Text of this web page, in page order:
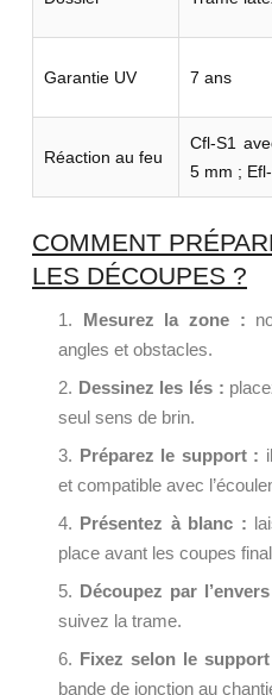
Garantie UV 7 ans
Réaction au feu
Cfl-S1
5 mm ;
COMMENT
LES DÉCOUPES ?
Mesurez la zone :
angles et obstacles.
Dessinez les lés :
seul sens de brin.
Préparez le support :
et compatible avec
Présentez à blanc :
place avant les coupes
Découpez par
suivez la trame.
Fixez selon le
bande de jonction au